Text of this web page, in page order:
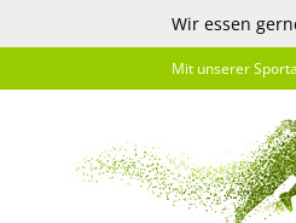
Wir essen
Mit unserer